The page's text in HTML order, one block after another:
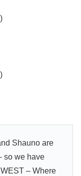
Shauno are
so we have
– Where